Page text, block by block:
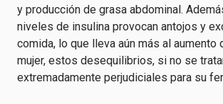
y producción de grasa abdominal.
niveles de insulina provocan antojos y
comida, lo que lleva aún más al aumento
mujer, estos desequilibrios, si no se
extremadamente perjudiciales para su